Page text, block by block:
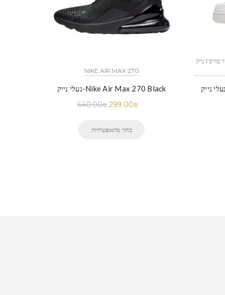
NIKE AIR MAX 270
נעלי נייק-Nike Air Max 270 Black
640.00₪ 299.00₪
בחר מהאפשרויות
כל הדגמים אייר פורס 1 נייק NIKE AIR FORCE 1 החל מ
נעלי נייק-Nike Air Force 1 Low White